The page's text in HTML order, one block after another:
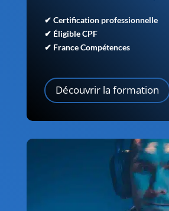
✔ Certification professionnelle
✔ Éligible CPF
✔ France Compétences
Découvrir la formation